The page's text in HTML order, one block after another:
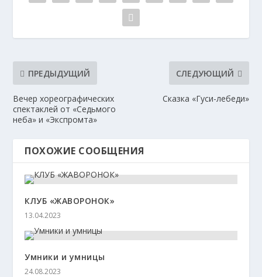
ПРЕДЫДУЩИЙ
Вечер хореографических
спектаклей от «Седьмого
неба» и «Экспромта»
СЛЕДУЮЩИЙ
Сказка «Гуси-лебеди»
ПОХОЖИЕ СООБЩЕНИЯ
КЛУБ «ЖАВОРОНОК»
13.04.2023
Умники и умницы
24.08.2023